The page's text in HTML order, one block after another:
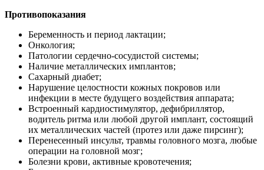
Противопоказания
Беременность и период лактации;
Онкология;
Патологии сердечно-сосудистой системы;
Наличие металлических имплантов;
Сахарный диабет;
Нарушение целостности кожных покровов или
инфекции в месте будущего воздействия аппарата;
Встроенный кардиостимулятор, дефибриллятор,
водитель ритма или любой другой имплант, состоящий
их металлических частей (протез или даже пирсинг);
Перенесенный инсульт, травмы головного мозга, любые
операции на головной мозг;
Болезни крови, активные кровотечения;